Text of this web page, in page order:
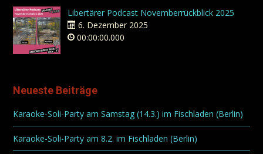
Libertärer Podcast Novemberrückblick 2025
6. Dezember 2025
00:00:00.000
Neueste Beiträge
Karaoke-Soli-Party am Samstag (14.3.) im Fischladen (Berlin)
Karaoke-Soli-Party am 8.2. im Fischladen (Berlin)